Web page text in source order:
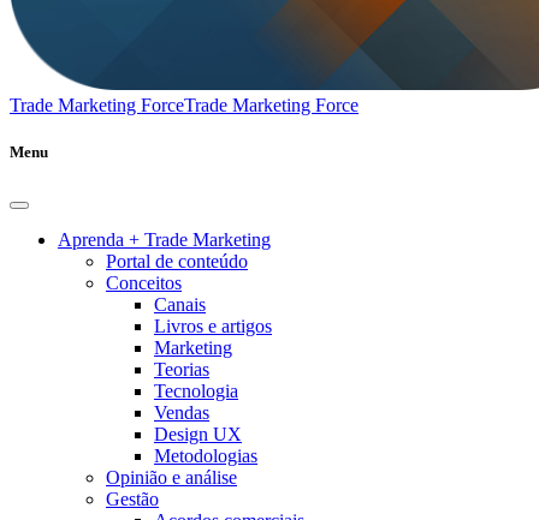
Trade Marketing ForceTrade Marketing Force
Menu
Aprenda + Trade Marketing
Portal de conteúdo
Conceitos
Canais
Livros e artigos
Marketing
Teorias
Tecnologia
Vendas
Design UX
Metodologias
Opinião e análise
Gestão